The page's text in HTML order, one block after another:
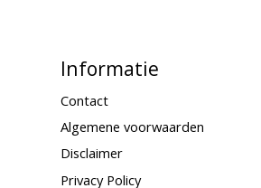
Informatie
Contact
Algemene voorwaarden
Disclaimer
Privacy Policy